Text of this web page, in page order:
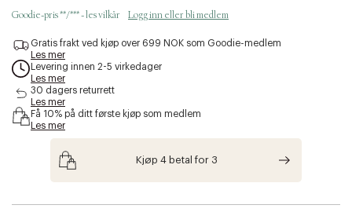
s
b
i
l
t
y
.
t
Goodie-pris **/*** - les vilkår Logg inn eller bli medlem
Gratis frakt ved kjøp over 699 NOK som Goodie-medlem
Les mer
Levering innen 2-5 virkedager
Les mer
30 dagers returrett
Les mer
Få 10% på ditt første kjøp som medlem
Les mer
Kjøp 4 betal for 3